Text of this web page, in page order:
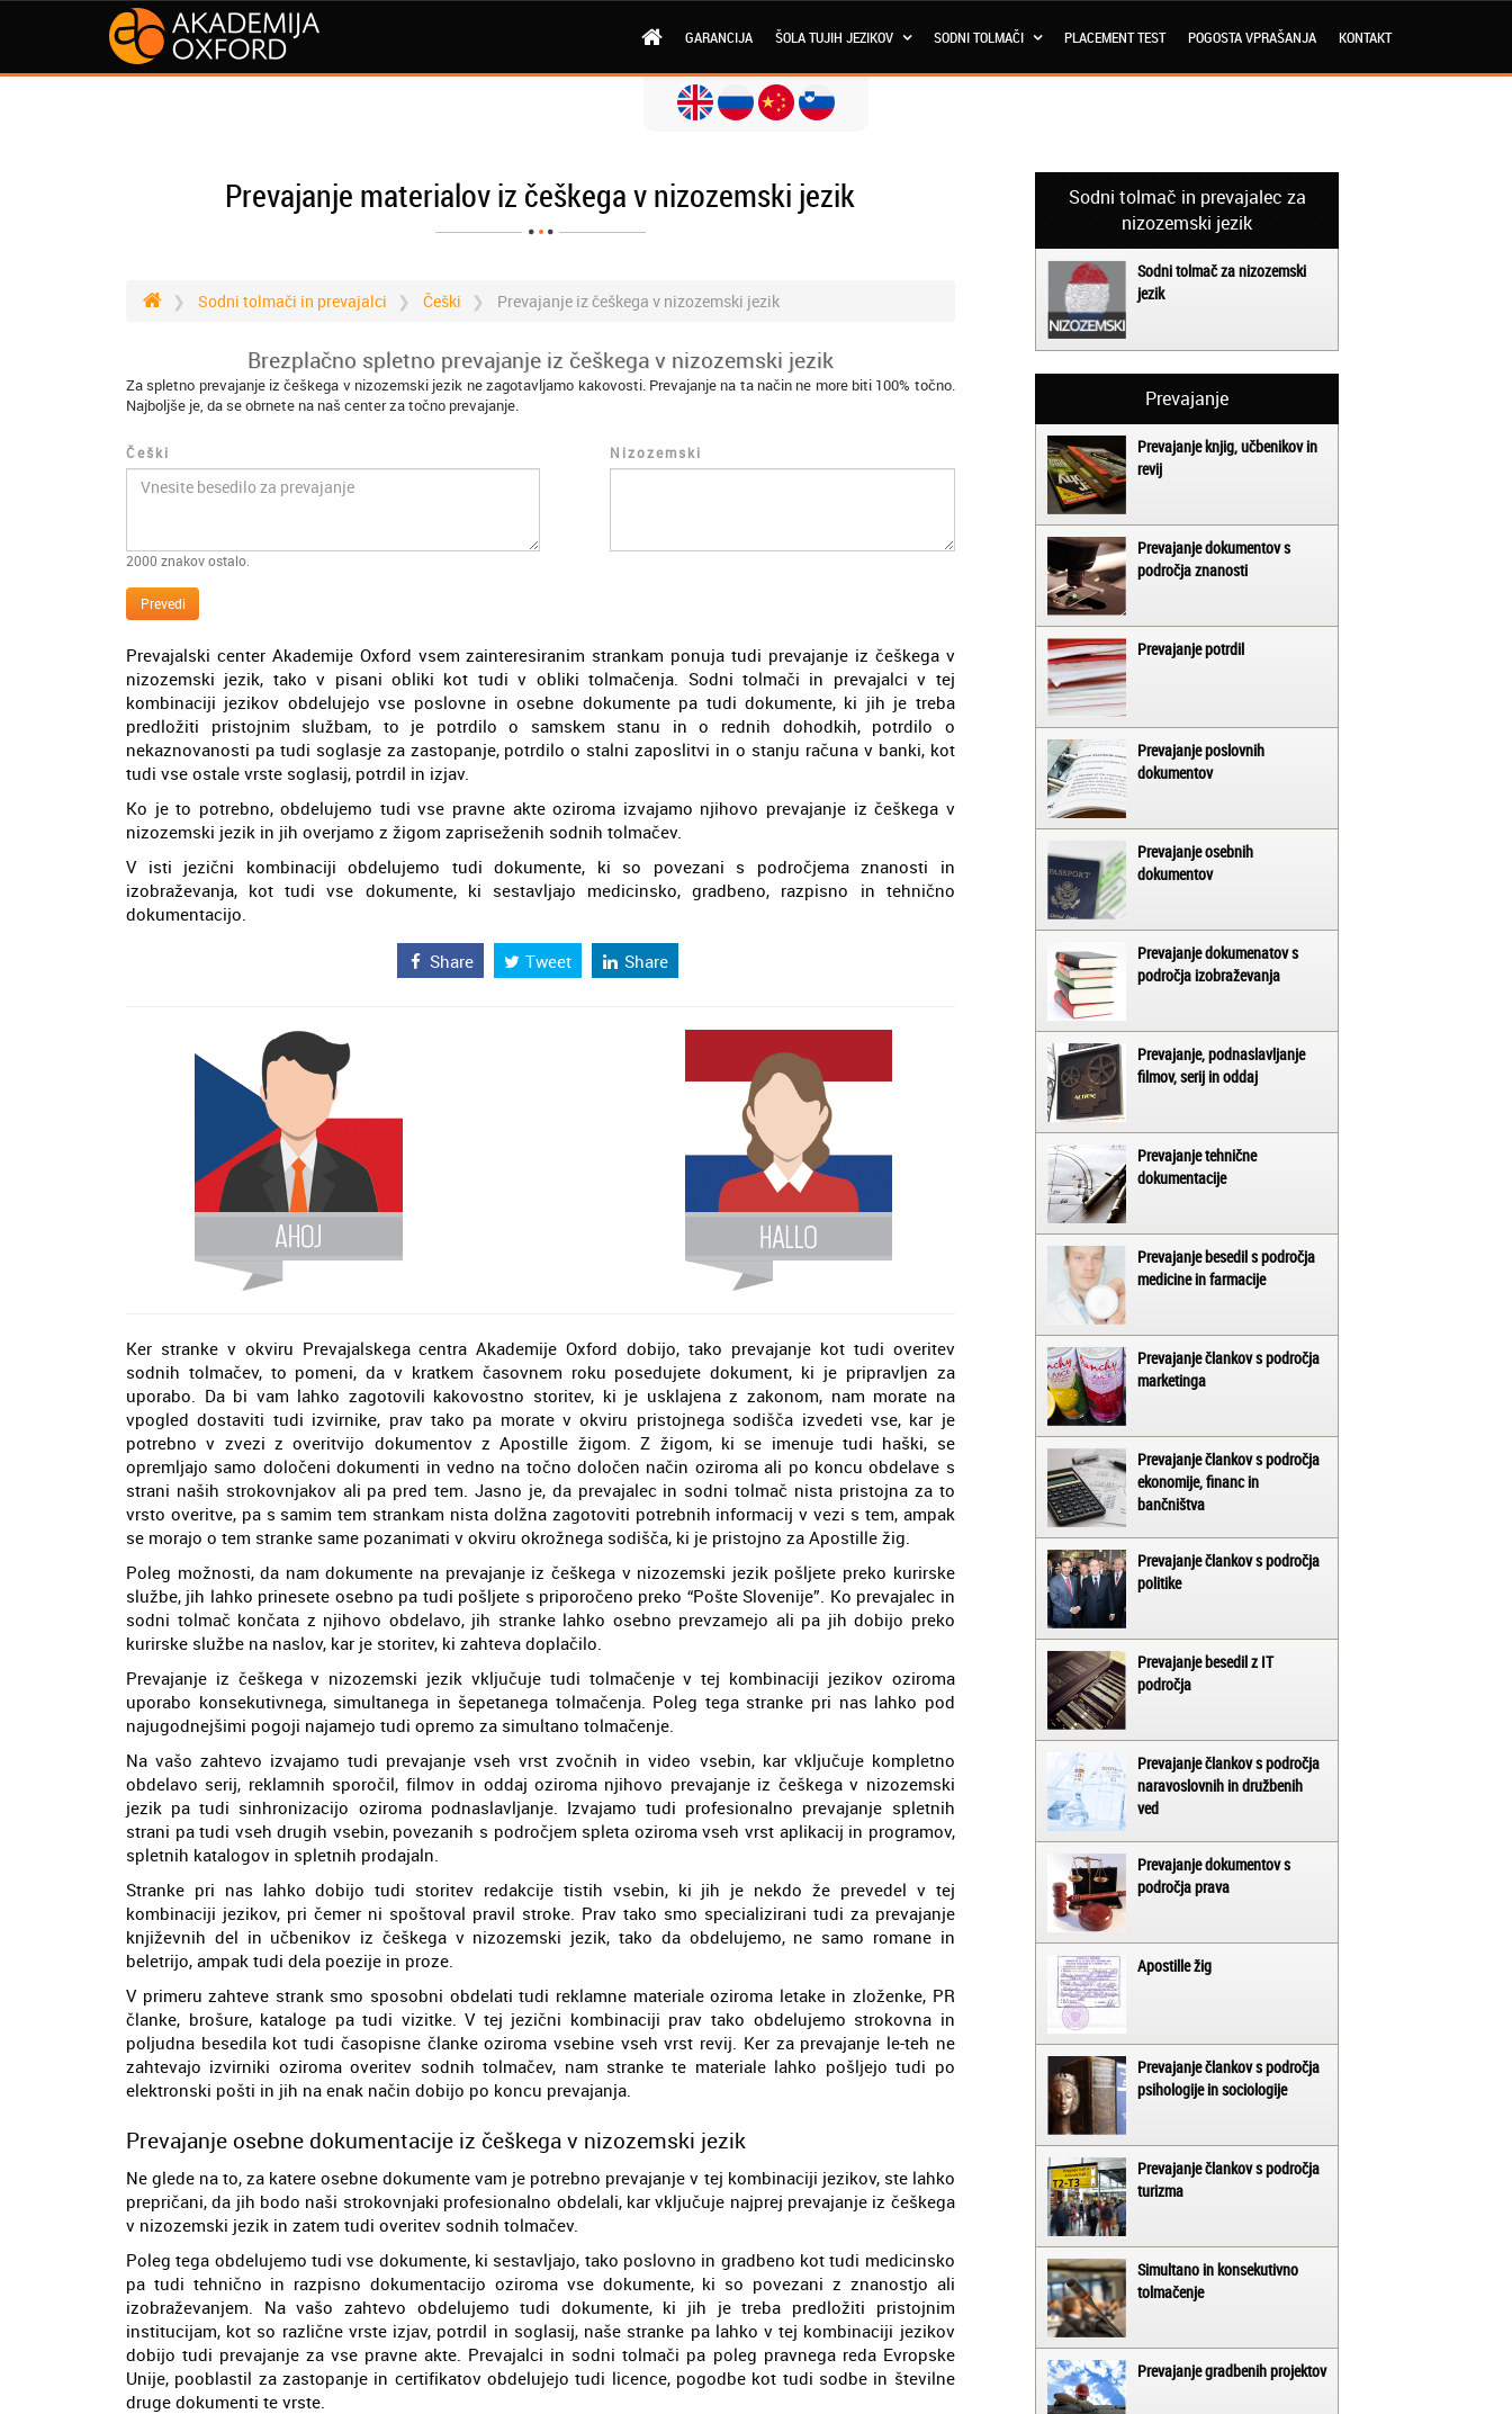
GARANCIJA ŠOLA TUJIH JEZIKOV SODNI TOLMAČI PLACEMENT TEST POGOSTA VPRAŠANJA KONTAKT
Prevajanje materialov iz češkega v nizozemski jezik
Sodni tolmači in prevajalci Češki Prevajanje iz češkega v nizozemski jezik
Brezplačno spletno prevajanje iz češkega v nizozemski jezik
Za spletno prevajanje iz češkega v nizozemski jezik ne zagotavljamo kakovosti. Prevajanje na ta način ne more biti 100% točno.
Najboljše je, da se obrnete na naš center za točno prevajanje.
Češki
2000 znakov ostalo.
Nizozemski
Prevedi
Prevajalski center Akademije Oxford vsem zainteresiranim strankam ponuja tudi prevajanje iz češkega v
nizozemski jezik, tako v pisani obliki kot tudi v obliki tolmačenja. Sodni tolmači in prevajalci v tej
kombinaciji jezikov obdelujejo vse poslovne in osebne dokumente pa tudi dokumente, ki jih je treba
predložiti pristojnim službam, to je potrdilo o samskem stanu in o rednih dohodkih, potrdilo o
nekaznovanosti pa tudi soglasje za zastopanje, potrdilo o stalni zaposlitvi in o stanju računa v banki, kot
tudi vse ostale vrste soglasij, potrdil in izjav.
Ko je to potrebno, obdelujemo tudi vse pravne akte oziroma izvajamo njihovo prevajanje iz češkega v
nizozemski jezik in jih overjamo z žigom zapriseženih sodnih tolmačev.
V isti jezični kombinaciji obdelujemo tudi dokumente, ki so povezani s področjema znanosti in
izobraževanja, kot tudi vse dokumente, ki sestavljajo medicinsko, gradbeno, razpisno in tehnično
dokumentacijo.
Share Tweet Share
Ker stranke v okviru Prevajalskega centra Akademije Oxford dobijo, tako prevajanje kot tudi overitev
sodnih tolmačev, to pomeni, da v kratkem časovnem roku posedujete dokument, ki je pripravljen za
uporabo. Da bi vam lahko zagotovili kakovostno storitev, ki je usklajena z zakonom, nam morate na
vpogled dostaviti tudi izvirnike, prav tako pa morate v okviru pristojnega sodišča izvedeti vse, kar je
potrebno v zvezi z overitvijo dokumentov z Apostille žigom. Z žigom, ki se imenuje tudi haški, se
opremljajo samo določeni dokumenti in vedno na točno določen način oziroma ali po koncu obdelave s
strani naših strokovnjakov ali pa pred tem. Jasno je, da prevajalec in sodni tolmač nista pristojna za to
vrsto overitve, pa s samim tem strankam nista dolžna zagotoviti potrebnih informacij v vezi s tem, ampak
se morajo o tem stranke same pozanimati v okviru okrožnega sodišča, ki je pristojno za Apostille žig.
Poleg možnosti, da nam dokumente na prevajanje iz češkega v nizozemski jezik pošljete preko kurirske
službe, jih lahko prinesete osebno pa tudi pošljete s priporočeno preko “Pošte Slovenije”. Ko prevajalec in
sodni tolmač končata z njihovo obdelavo, jih stranke lahko osebno prevzamejo ali pa jih dobijo preko
kurirske službe na naslov, kar je storitev, ki zahteva doplačilo.
Prevajanje iz češkega v nizozemski jezik vključuje tudi tolmačenje v tej kombinaciji jezikov oziroma
uporabo konsekutivnega, simultanega in šepetanega tolmačenja. Poleg tega stranke pri nas lahko pod
najugodnejšimi pogoji najamejo tudi opremo za simultano tolmačenje.
Na vašo zahtevo izvajamo tudi prevajanje vseh vrst zvočnih in video vsebin, kar vključuje kompletno
obdelavo serij, reklamnih sporočil, filmov in oddaj oziroma njihovo prevajanje iz češkega v nizozemski
jezik pa tudi sinhronizacijo oziroma podnaslavljanje. Izvajamo tudi profesionalno prevajanje spletnih
strani pa tudi vseh drugih vsebin, povezanih s področjem spleta oziroma vseh vrst aplikacij in programov,
spletnih katalogov in spletnih prodajaln.
Stranke pri nas lahko dobijo tudi storitev redakcije tistih vsebin, ki jih je nekdo že prevedel v tej
kombinaciji jezikov, pri čemer ni spoštoval pravil stroke. Prav tako smo specializirani tudi za prevajanje
književnih del in učbenikov iz češkega v nizozemski jezik, tako da obdelujemo, ne samo romane in
beletrijo, ampak tudi dela poezije in proze.
V primeru zahteve strank smo sposobni obdelati tudi reklamne materiale oziroma letake in zloženke, PR
članke, brošure, kataloge pa tudi vizitke. V tej jezični kombinaciji prav tako obdelujemo strokovna in
poljudna besedila kot tudi časopisne članke oziroma vsebine vseh vrst revij. Ker za prevajanje le-teh ne
zahtevajo izvirniki oziroma overitev sodnih tolmačev, nam stranke te materiale lahko pošljejo tudi po
elektronski pošti in jih na enak način dobijo po koncu prevajanja.
Prevajanje osebne dokumentacije iz češkega v nizozemski jezik
Ne glede na to, za katere osebne dokumente vam je potrebno prevajanje v tej kombinaciji jezikov, ste lahko
prepričani, da jih bodo naši strokovnjaki profesionalno obdelali, kar vključuje najprej prevajanje iz češkega
v nizozemski jezik in zatem tudi overitev sodnih tolmačev.
Poleg tega obdelujemo tudi vse dokumente, ki sestavljajo, tako poslovno in gradbeno kot tudi medicinsko
pa tudi tehnično in razpisno dokumentacijo oziroma vse dokumente, ki so povezani z znanostjo ali
izobraževanjem. Na vašo zahtevo obdelujemo tudi dokumente, ki jih je treba predložiti pristojnim
institucijam, kot so različne vrste izjav, potrdil in soglasij, naše stranke pa lahko v tej kombinaciji jezikov
dobijo tudi prevajanje za vse pravne akte. Prevajalci in sodni tolmači pa poleg pravnega reda Evropske
Unije, pooblastil za zastopanje in certifikatov obdelujejo tudi licence, pogodbe kot tudi sodbe in številne
druge dokumenti te vrste.
Sodni tolmač in prevajalec za
nizozemski jezik
Sodni tolmač za nizozemski
jezik
Prevajanje
Prevajanje knjig, učbenikov in
revij
Prevajanje dokumentov s
področja znanosti
Prevajanje potrdil
Prevajanje poslovnih
dokumentov
Prevajanje osebnih
dokumentov
Prevajanje dokumenatov s
področja izobraževanja
Prevajanje, podnaslavljanje
filmov, serij in oddaj
Prevajanje tehnične
dokumentacije
Prevajanje besedil s področja
medicine in farmacije
Prevajanje člankov s področja
marketinga
Prevajanje člankov s področja
ekonomije, financ in
bančništva
Prevajanje člankov s področja
politike
Prevajanje besedil z IT
področja
Prevajanje člankov s področja
naravoslovnih in družbenih
ved
Prevajanje dokumentov s
področja prava
Apostille žig
Prevajanje člankov s področja
psihologije in sociologije
Prevajanje člankov s področja
turizma
Simultano in konsekutivno
tolmačenje
Prevajanje gradbenih projektov